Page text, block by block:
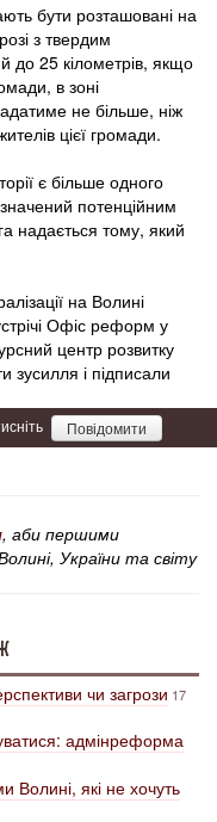
бути розташовані на
з твердим
до 25 кілометрів, якщо
в зоні
не більше, ніж
цієї громади.
є більше одного
потенційним
надається тому, який
на Волині
Офіс реформ у
центр розвитку
зусилля і підписали
Повідомити
, аби першими
України та світу
чи загрози 17
адмінреформа
Волині, які не хочуть